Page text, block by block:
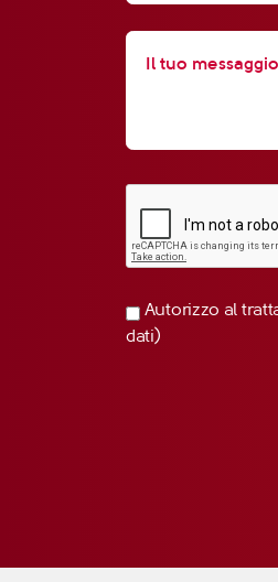
Autorizzo al
dati)